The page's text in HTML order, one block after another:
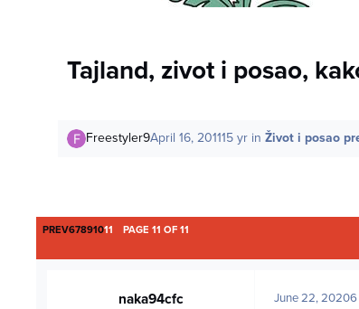
Tajland, zivot i posao,
Freestyler9April 16, 201115 yrin Život i posao
FIRST PAGE
PREV67891011 PAGE 11 OF 11
naka94cfc June 22, 20206